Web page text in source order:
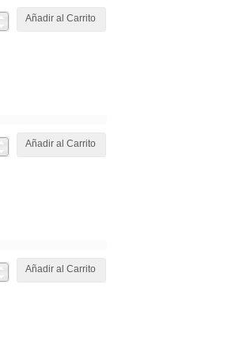
Añadir al Carrito
Añadir al Carrito
Añadir al Carrito